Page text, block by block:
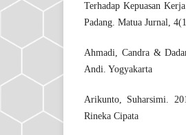
Terhadap Kepuasan
Padang. Matua Jurnal,
Ahmadi, Candra &
Andi. Yogyakarta
Arikunto, Suharsimi.
Rineka Cipata